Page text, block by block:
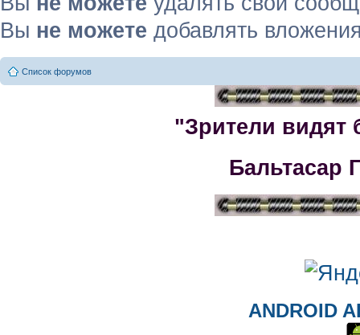
Вы не можете добавлять
Список форумов
"Зрители видят
Бальтасар
ANDROID